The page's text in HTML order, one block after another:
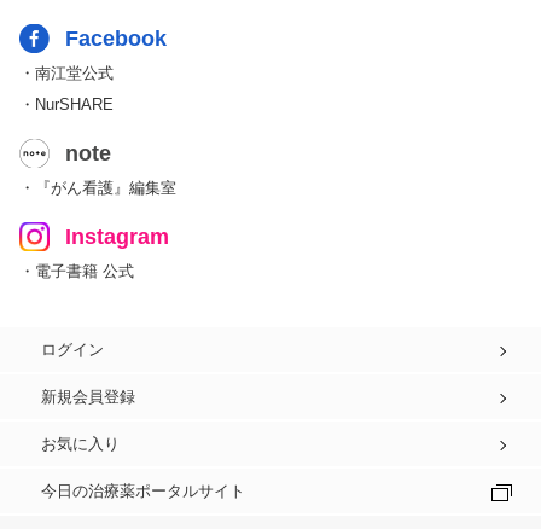
Facebook
・南江堂公式
・NurSHARE
note
・『がん看護』編集室
Instagram
・電子書籍 公式
ログイン
新規会員登録
お気に入り
今日の治療薬ポータルサイト